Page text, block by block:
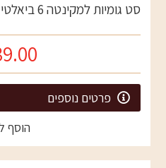
סט גומיות למקינטה 6 ביאלטי moka
פרטים נוספים
הוסף